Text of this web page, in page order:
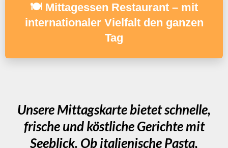
🍽️ Mittagessen Restaurant – mit
internationaler Vielfalt den ganzen
Tag
Unsere Mittagskarte bietet schnelle,
frische und köstliche Gerichte mit
Seeblick. Ob italienische Pasta,